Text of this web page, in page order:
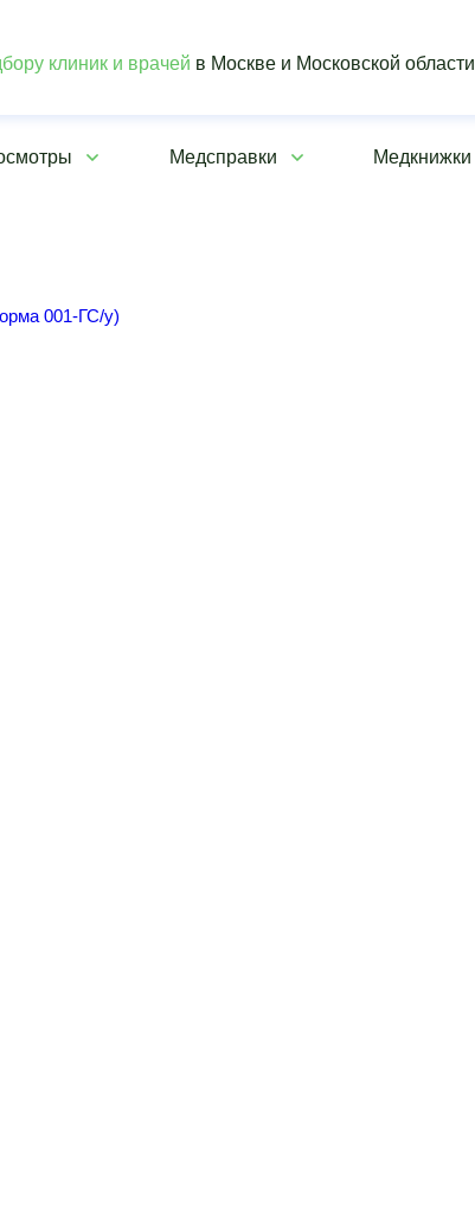
клиник и врачей в Москве и Московской области
Медсправки Медкнижки
001-ГС/у)